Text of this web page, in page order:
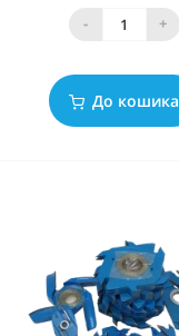
- +
До кошика